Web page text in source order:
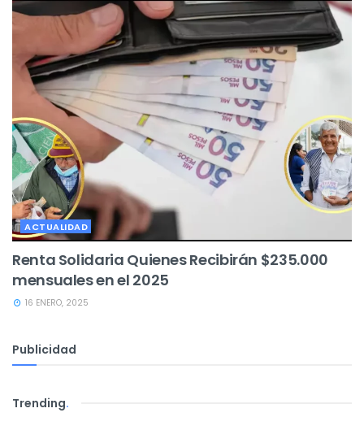
ACTUALIDAD
Renta Solidaria Quienes Recibirán $235.000
mensuales en el 2025
16 ENERO, 2025
Publicidad
Trending.